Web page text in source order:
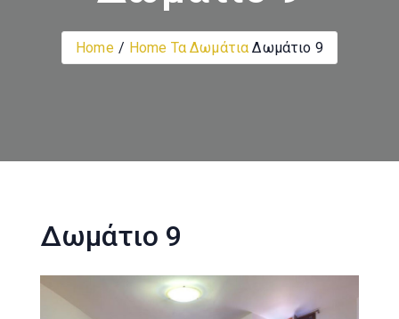
Home Home Τα Δωμάτια Δωμάτιο 9
Δωμάτιο 9